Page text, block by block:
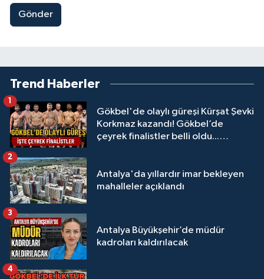
Gönder
Trend Haberler
Gökbel'de olaylı güreşi Kürşat Şevki
Korkmaz kazandı! Gökbel’de
çeyrek finalistler belli oldu...
1
Antalya'da yıllardır imar bekleyen
mahalleler açıklandı
2
Antalya Büyükşehir’de müdür
kadroları kaldırılacak
3
4